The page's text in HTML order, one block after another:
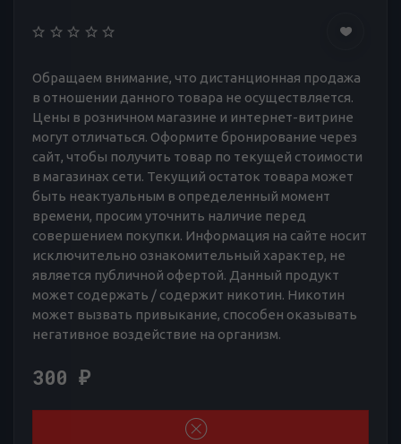
Обращаем внимание, что дистанционная продажа
в отношении данного товара не осуществляется.
Цены в розничном магазине и интернет-витрине
могут отличаться. Оформите бронирование через
сайт, чтобы получить товар по текущей стоимости
в магазинах сети. Текущий остаток товара может
быть неактуальным в определенный момент
времени, просим уточнить наличие перед
совершением покупки. Информация на сайте носит
исключительно ознакомительный характер, не
является публичной офертой. Данный продукт
может содержать / содержит никотин. Никотин
может вызвать привыкание, способен оказывать
негативное воздействие на организм.
300 ₽